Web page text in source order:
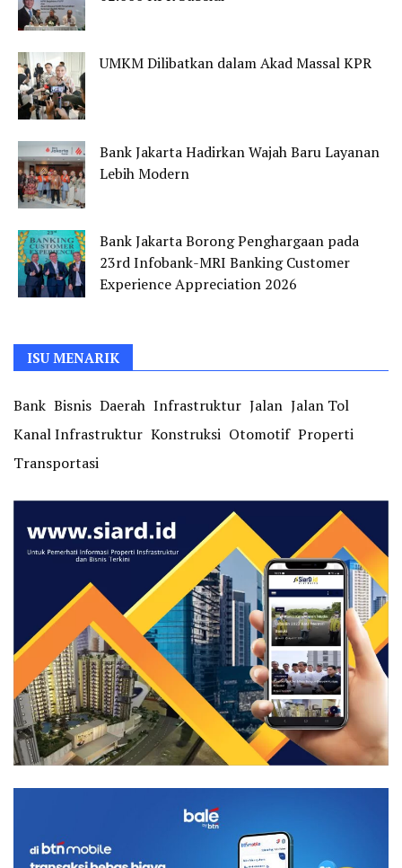
UMKM Dilibatkan dalam Akad Massal KPR
Bank Jakarta Hadirkan Wajah Baru Layanan
Lebih Modern
Bank Jakarta Borong Penghargaan pada
23rd Infobank-MRI Banking Customer
Experience Appreciation 2026
ISU MENARIK
Bank Bisnis Daerah Infrastruktur Jalan Jalan Tol
Kanal Infrastruktur Konstruksi Otomotif Properti
Transportasi